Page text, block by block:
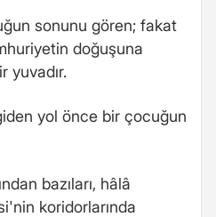
sonunu gören; fakat
doğuşuna
yuvadır.
yol önce bir çocuğun
bazıları, hâlâ
koridorlarında